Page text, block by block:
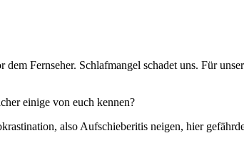
Fernseher. Schlafmangel schadet uns. Für
einige von euch kennen?
also Aufschieberitis neigen, hier